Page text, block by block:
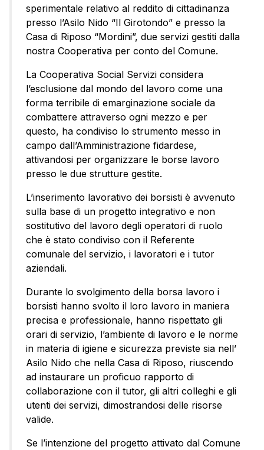
sperimentale relativo al reddito di cittadinanza
presso l’Asilo Nido “Il Girotondo” e presso la
Casa di Riposo “Mordini”, due servizi gestiti dalla
nostra Cooperativa per conto del Comune.
La Cooperativa Social Servizi considera
l’esclusione dal mondo del lavoro come una
forma terribile di emarginazione sociale da
combattere attraverso ogni mezzo e per
questo, ha condiviso lo strumento messo in
campo dall’Amministrazione fidardese,
attivandosi per organizzare le borse lavoro
presso le due strutture gestite.
L’inserimento lavorativo dei borsisti è avvenuto
sulla base di un progetto integrativo e non
sostitutivo del lavoro degli operatori di ruolo
che è stato condiviso con il Referente
comunale del servizio, i lavoratori e i tutor
aziendali.
Durante lo svolgimento della borsa lavoro i
borsisti hanno svolto il loro lavoro in maniera
precisa e professionale, hanno rispettato gli
orari di servizio, l’ambiente di lavoro e le norme
in materia di igiene e sicurezza previste sia nell’
Asilo Nido che nella Casa di Riposo, riuscendo
ad instaurare un proficuo rapporto di
collaborazione con il tutor, gli altri colleghi e gli
utenti dei servizi, dimostrandosi delle risorse
valide.
Se l’intenzione del progetto attivato dal Comune